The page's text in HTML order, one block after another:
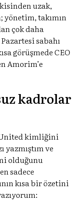
uzak,
yönetim, takımın
çok daha
sabahı
görüşmede CEO
Amorim’e
kadrolar
kimliğini
ve
olduğunu
sadece
kısa bir özetini